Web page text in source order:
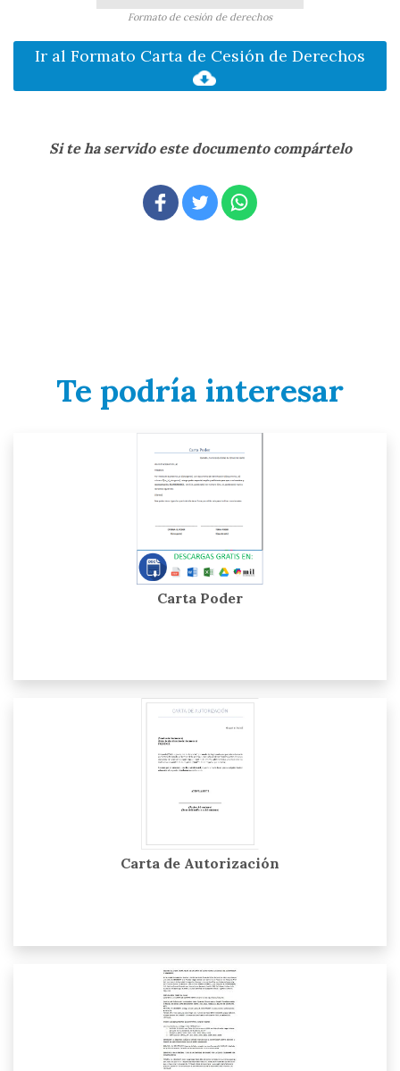
Formato de cesión de derechos
Ir al Formato Carta de Cesión de Derechos
Si te ha servido este documento compártelo
Te podría interesar
Carta Poder
Carta de Autorización